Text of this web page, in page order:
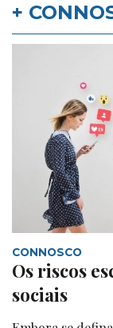
+
CONNOSCO
Os riscos
sociais